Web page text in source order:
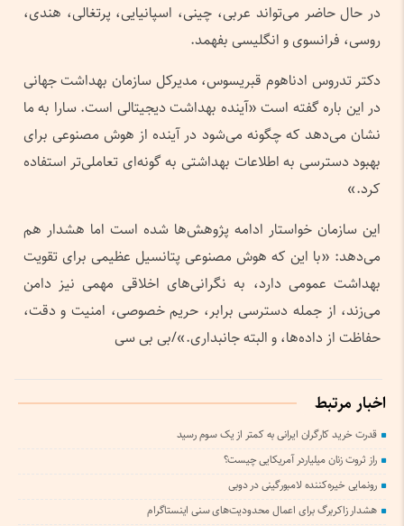
در حال حاضر می‌تواند عربی، چینی، اسپانیایی، پرتغالی، هندی،
روسی، فرانسوی و انگلیسی بفهمد.
دکتر تدروس ادناهوم قبریسوس، مدیرکل سازمان بهداشت جهانی
در این باره گفته است «آینده بهداشت دیجیتالی است. سارا به ما
نشان می‌دهد که چگونه می‌شود در آینده از هوش مصنوعی برای
بهبود دسترسی به اطلاعات بهداشتی به گونه‌ای تعاملی‌تر استفاده
کرد.»
این سازمان خواستار ادامه پژوهش‌ها شده است اما هشدار هم
می‌دهد: «با این که هوش مصنوعی پتانسیل عظیمی برای تقویت
بهداشت عمومی دارد، به نگرانی‌های اخلاقی مهمی نیز دامن
می‌زند، از جمله دسترسی برابر، حریم خصوصی، امنیت و دقت،
حفاظت از داده‌ها، و البته جانبداری.»/بی بی سی
اخبار مرتبط
قدرت خرید کارگران ایرانی به کمتر از یک سوم رسید
راز ثروت زنان میلیاردر آمریکایی چیست؟
رونمایی خیره‌کننده لامبورگینی در دوبی
هشدار زاکربرگ برای اعمال محدودیت‌های سنی اینستاگرام